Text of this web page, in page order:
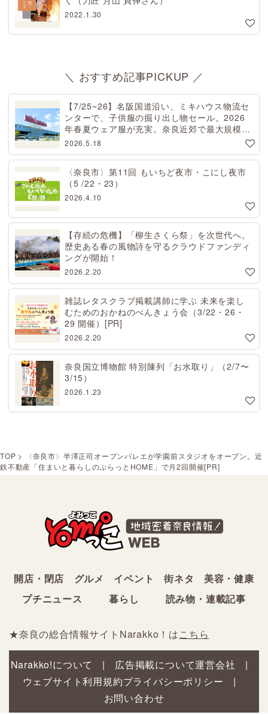
2022.1.30
＼ おすすめ記事PICKUP ／
【7/25~26】名阪国道沿い、ミキハウス物流セ
ンターで、子供服の掘り出し物セール。2026
年春夏ウェア服が充実。奈良近郊で最大規模！
天理から27分[PR]
2026.5.18
〈奈良市〉第11回 もいちど夜市・こにし夜市
（5 /22・23）
2026.4.10
【存続の危機】「柳生さくら祭」を次世代へ。
歴史ある春の風物詩を守るクラウドファンディ
ングが開始！
2026.2.20
雑誌レタスクラブ掲載講師に学ぶ 未来を楽し
むためのおかねのべんきょう会（3/22・26・
29 開催）[PR]
2026.2.20
奈良国立博物館 特別陳列「お水取り」（2/7〜
3/15）
2026.1.23
TOP >
〈奈良市〉半澤正司オープンバレエが学園前スタジオをオープン。近
鉄不動産「住まいと暮らしのぷらっとHOME」で月2回開催[PR]
開店・閉店 グルメ イベント 街ネタ
美容・健康
プチニュース
暮らし 読み物・連載記事
★奈良の総合情報サイトNarakko！はこちら
Narakko!について 広告掲載について運営会社
ウェブサイト利用規約プライバシーポリシー
お問い合わせ